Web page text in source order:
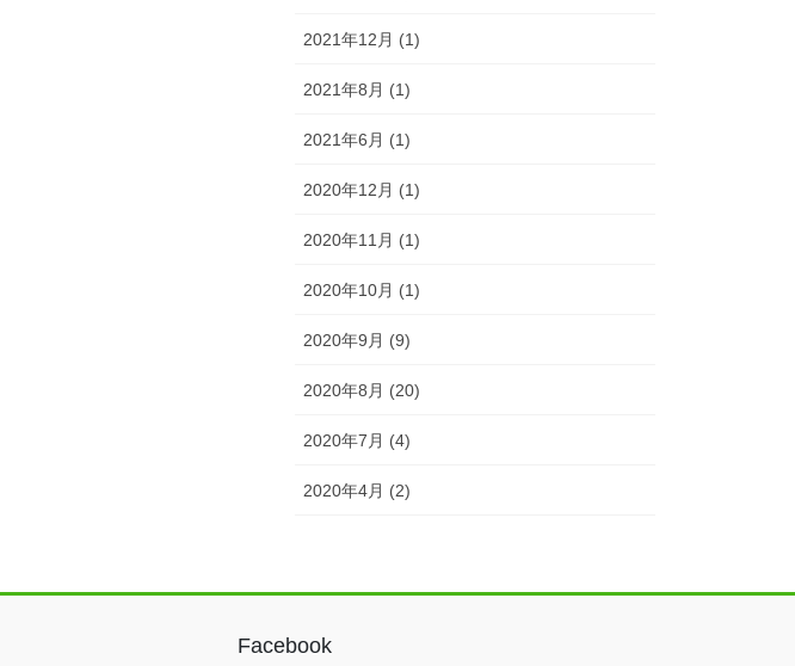
2021年12月 (1)
2021年8月 (1)
2021年6月 (1)
2020年12月 (1)
2020年11月 (1)
2020年10月 (1)
2020年9月 (9)
2020年8月 (20)
2020年7月 (4)
2020年4月 (2)
Facebook